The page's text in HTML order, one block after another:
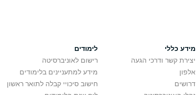
מידע כללי
יצירת קשר ודרכי הגעה
אלפון
דרושים
לימודים
רישום לאוניברסיטה
מידע למתעניינים בלימודים
חישוב סיכויי קבלה לתואר ראשון